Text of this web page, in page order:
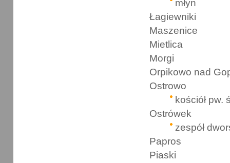
młyn
Łagiewniki
Maszenice
Mietlica
Morgi
Orpikowo nad
Ostrowo
kościół pw.
Ostrówek
zespół
Papros
Piaski